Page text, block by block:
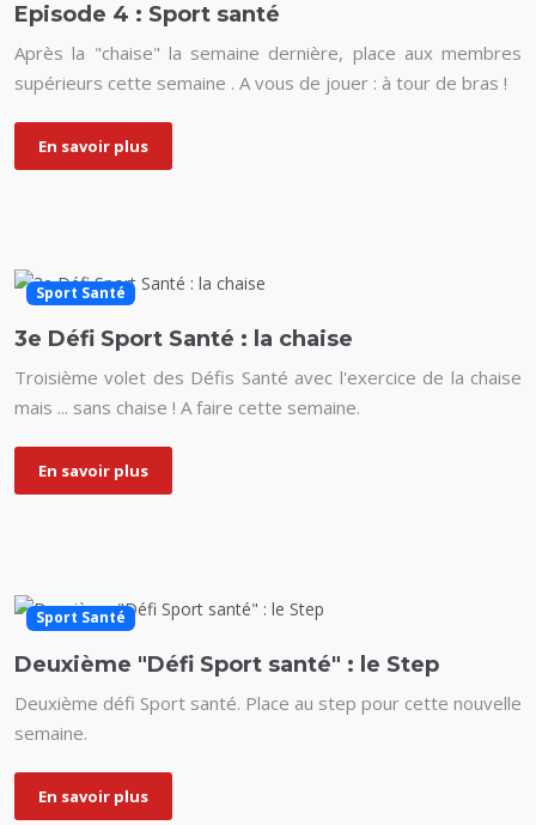
Episode 4 : Sport santé
Après la "chaise" la semaine dernière, place aux membres
supérieurs cette semaine . A vous de jouer : à tour de bras !
En savoir plus
Sport Santé
3e Défi Sport Santé : la chaise
Troisième volet des Défis Santé avec l'exercice de la chaise
mais ... sans chaise ! A faire cette semaine.
En savoir plus
Sport Santé
Deuxième "Défi Sport santé" : le Step
Deuxième défi Sport santé. Place au step pour cette nouvelle
semaine.
En savoir plus